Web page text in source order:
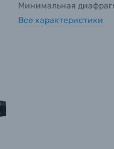
Минимальная
Все характеристики